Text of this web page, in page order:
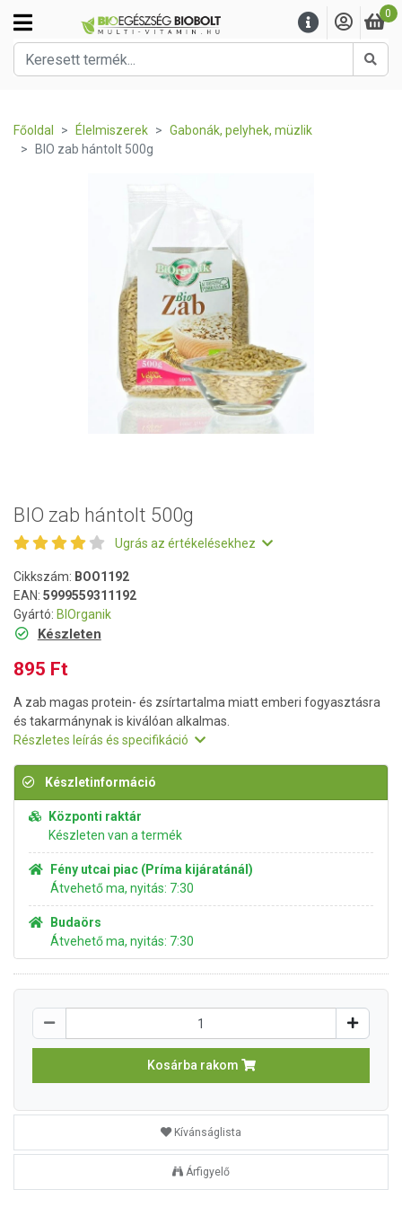
0
Főoldal Élelmiszerek
Gabonák, pelyhek, müzlik
BIO zab hántolt 500g
BIO zab hántolt 500g
Ugrás az értékelésekhez
Cikkszám: BOO1192
EAN: 5999559311192
Gyártó: BIOrganik
Készleten
895 Ft
A zab magas protein- és zsírtartalma miatt emberi fogyasztásra
és takarmánynak is kiválóan alkalmas.
Részletes leírás és specifikáció
Készletinformáció
Központi raktár
Készleten van a termék
Fény utcai piac (Príma kijáratánál)
Átvehető ma, nyitás: 7:30
Budaörs
Átvehető ma, nyitás: 7:30
Kosárba rakom
Kívánságlista
Árfigyelő